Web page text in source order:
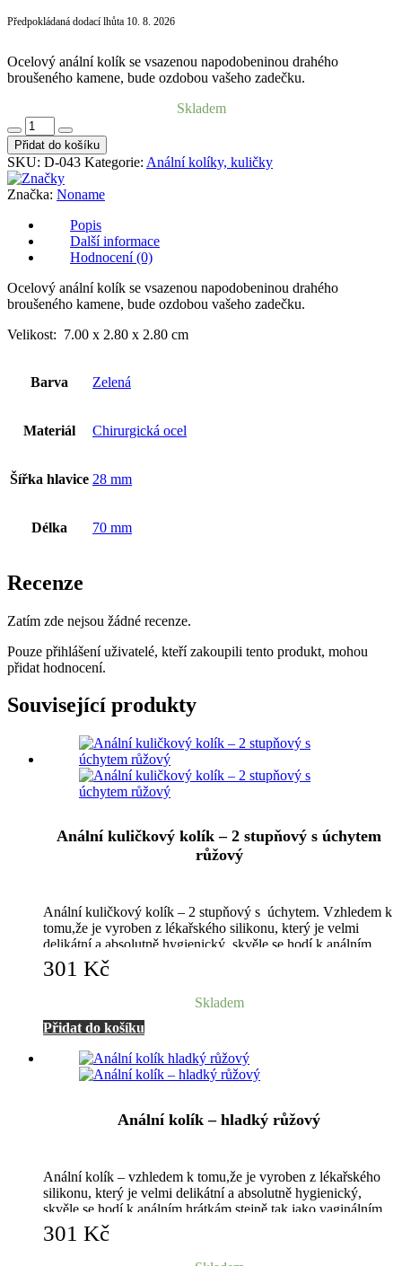
Předpokládaná dodací lhůta 10. 8. 2026
Ocelový anální kolík se vsazenou napodobeninou drahého
broušeného kamene, bude ozdobou vašeho zadečku.
Skladem
Ocelový
anální
kolík
s
kamínkem
velikost
S
zelený
množství
Přidat do košíku
SKU: D-043 Kategorie: Anální kolíky, kuličky
Značka: Noname
Popis
Další informace
Hodnocení (0)
Ocelový anální kolík se vsazenou napodobeninou drahého
broušeného kamene, bude ozdobou vašeho zadečku.
Velikost: 7.00 x 2.80 x 2.80 cm
Barva Zelená
Materiál Chirurgická ocel
Šířka hlavice 28 mm
Délka 70 mm
Recenze
Zatím zde nejsou žádné recenze.
Pouze přihlášení uživatelé, kteří zakoupili tento produkt, mohou
přidat hodnocení.
Související produkty
Anální kuličkový kolík – 2 stupňový s úchytem
růžový
Anální kuličkový kolík – 2 stupňový s úchytem. Vzhledem k
tomu,že je vyroben z lékařského silikonu, který je velmi
delikátní a absolutně hygienický, skvěle se hodí k análním
hrátkám stejně tak jako vaginálním.
301 Kč
Skladem
Přidat do košíku
Anální kolík – hladký růžový
Anální kolík – vzhledem k tomu,že je vyroben z lékařského
silikonu, který je velmi delikátní a absolutně hygienický,
skvěle se hodí k análním hrátkám stejně tak jako vaginálním.
301 Kč